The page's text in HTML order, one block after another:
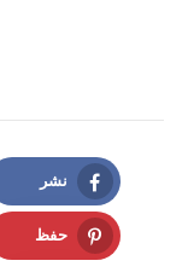
نشر
Facebook
حفظ